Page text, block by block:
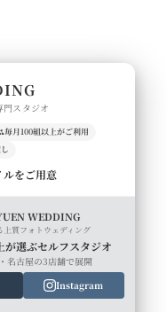
門スタジオ
毎月100組以上がご利用
をご用意
WEDDING
上質フォトウェディング
が選ぶセルフスタジオ
名古屋の3店舗で展開
Instagram